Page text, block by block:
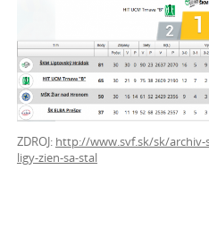
ZDROJ: http://www.svf.sk/sk/
ligy-zien-sa-stal